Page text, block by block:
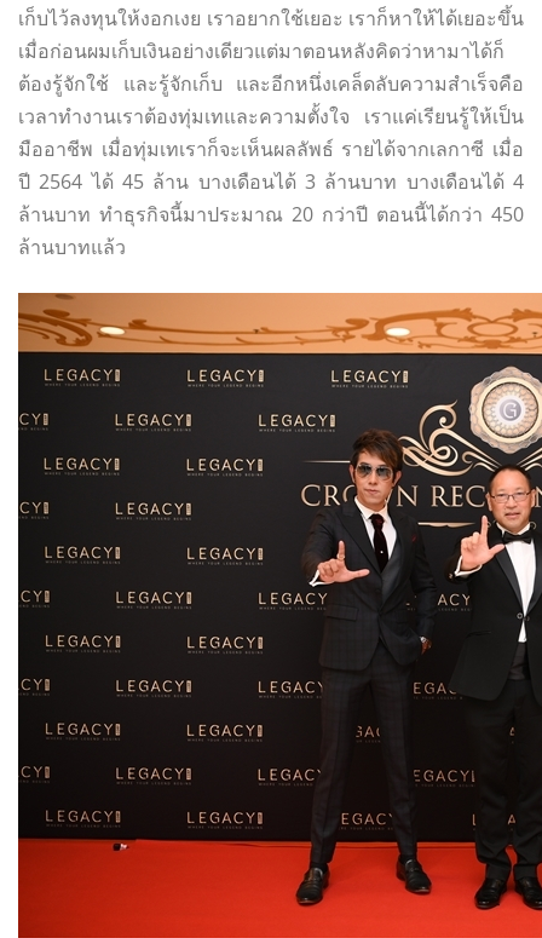
เก็บไว้ลงทุนให้งอกเงย เราอยากใช้เยอะ เราก็หาให้ได้เยอะขึ้น
เมื่อก่อนผมเก็บเงินอย่างเดียวแต่มาตอนหลังคิดว่าหามาได้ก็
ต้องรู้จักใช้ และรู้จักเก็บ และอีกหนึ่งเคล็ดลับความสำเร็จคือ
เวลาทำงานเราต้องทุ่มเทและความตั้งใจ เราแค่เรียนรู้ให้เป็น
มืออาชีพ เมื่อทุ่มเทเราก็จะเห็นผลลัพธ์ รายได้จากเลกาซี เมื่อ
ปี 2564 ได้ 45 ล้าน บางเดือนได้ 3 ล้านบาท บางเดือนได้ 4
ล้านบาท ทำธุรกิจนี้มาประมาณ 20 กว่าปี ตอนนี้ได้กว่า 450
ล้านบาทแล้ว